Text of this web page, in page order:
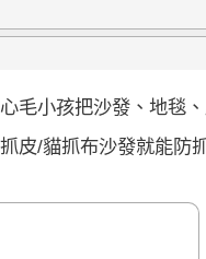
毛小孩把沙發、地毯
皮/貓抓布沙發就能防